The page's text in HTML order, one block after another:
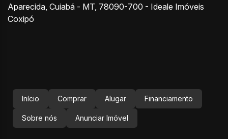
Aparecida, Cuiabá - MT, 78090-700 - Ideale Imóveis
Coxipó
Início Comprar Alugar Financiamento
Sobre nós Anunciar Imóvel